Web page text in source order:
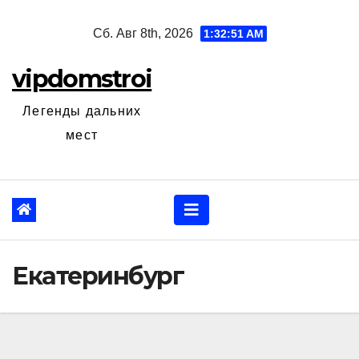
Сб. Авг 8th, 2026 1:32:52 AM
vipdomstroi
Легенды дальних
мест
Екатеринбург